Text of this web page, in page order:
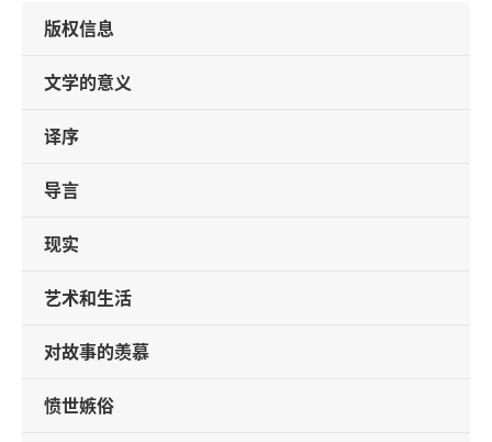
版权信息
文学的意义
译序
导言
现实
艺术和生活
对故事的羡慕
愤世嫉俗